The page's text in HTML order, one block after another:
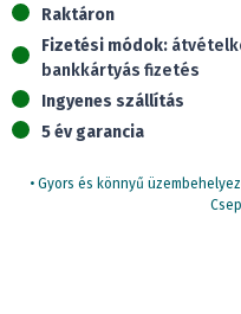
(12,3
kW,
max.
5
csepptálca
Raktáron
Fizetési módok:
bankkártyás fizetés
Ingyenes szállítás
5 év garancia
• Gyors és könnyű